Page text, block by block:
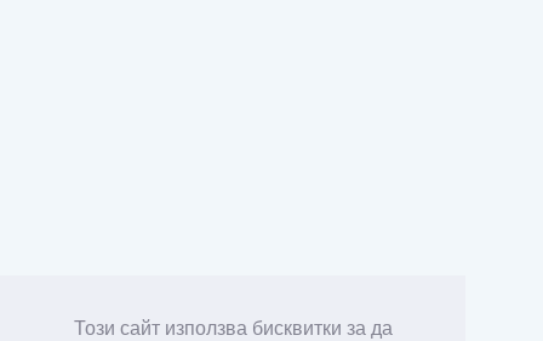
Този сайт използва бисквитки за да